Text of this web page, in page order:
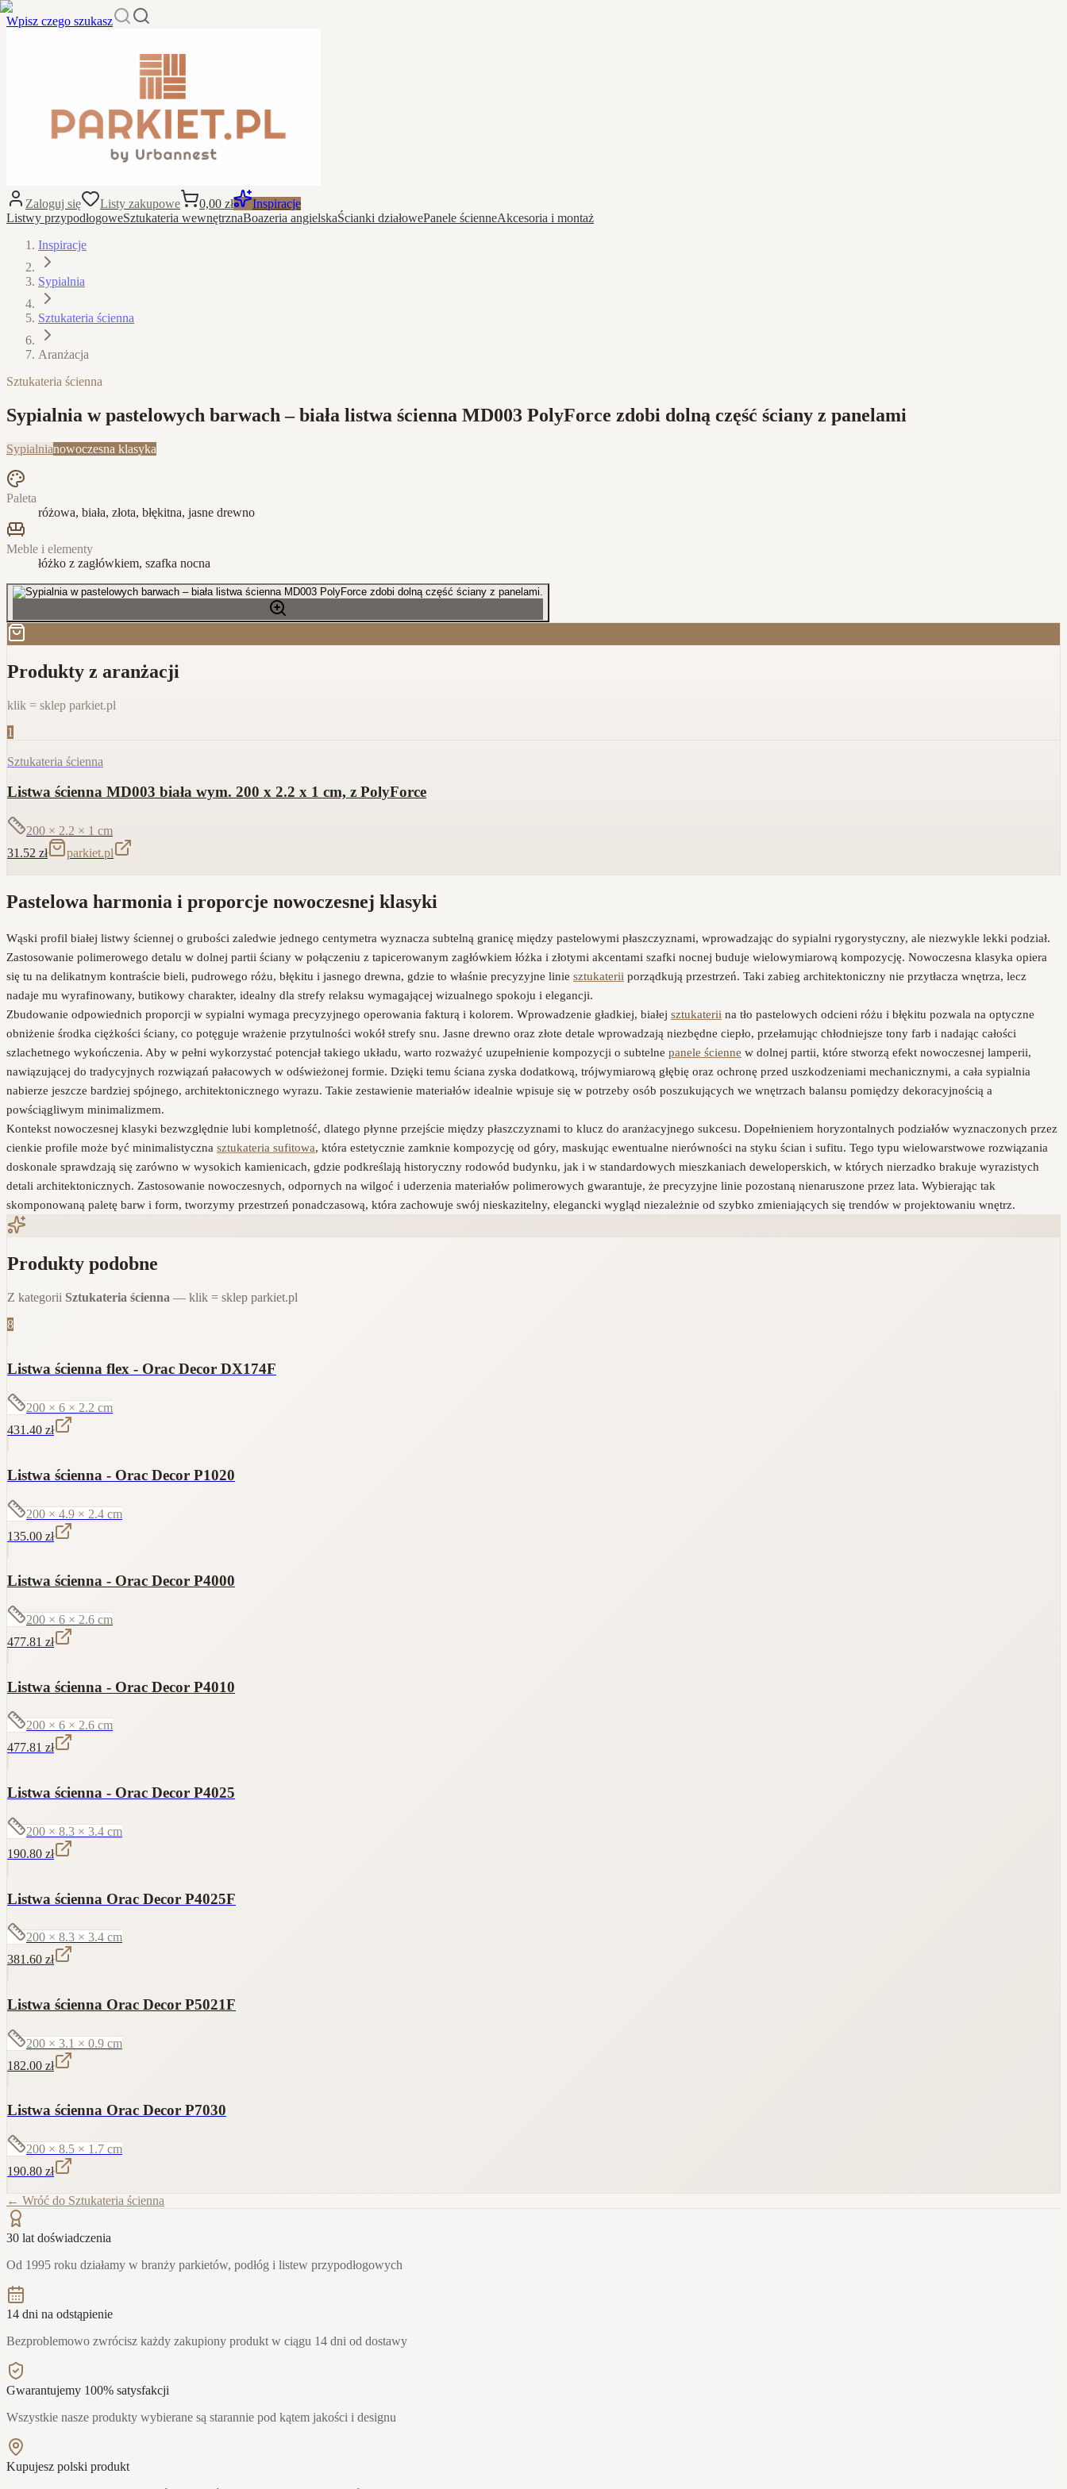
Wpisz czego szukasz
Zaloguj się Listy zakupowe 0,00 zł
Inspiracje
Listwy przypodłogoweSztukateria wewnętrznaBoazeria angielskaŚcianki działowePanele ścienneAkcesoria i montaż
Inspiracje
Sypialnia
Sztukateria ścienna
Aranżacja
Sztukateria ścienna
Sypialnia w pastelowych barwach – biała listwa ścienna MD003 PolyForce zdobi dolną część ściany z panelami
Sypialnianowoczesna klasyka
Paleta
różowa, biała, złota, błękitna, jasne drewno
Meble i elementy
łóżko z zagłówkiem, szafka nocna
Produkty z aranżacji
klik = sklep parkiet.pl
1
Sztukateria ścienna
Listwa ścienna MD003 biała wym. 200 x 2.2 x 1 cm, z PolyForce
200 × 2.2 × 1 cm
31.52 zł parkiet.pl
Pastelowa harmonia i proporcje nowoczesnej klasyki
Wąski profil białej listwy ściennej o grubości zaledwie jednego centymetra wyznacza subtelną granicę między pastelowymi płaszczyznami, wprowadzając do sypialni rygorystyczny, ale niezwykle lekki podział.
Zastosowanie polimerowego detalu w dolnej partii ściany w połączeniu z tapicerowanym zagłówkiem łóżka i złotymi akcentami szafki nocnej buduje wielowymiarową kompozycję. Nowoczesna klasyka opiera
się tu na delikatnym kontraście bieli, pudrowego różu, błękitu i jasnego drewna, gdzie to właśnie precyzyjne linie sztukaterii porządkują przestrzeń. Taki zabieg architektoniczny nie przytłacza wnętrza, lecz
nadaje mu wyrafinowany, butikowy charakter, idealny dla strefy relaksu wymagającej wizualnego spokoju i elegancji.
Zbudowanie odpowiednich proporcji w sypialni wymaga precyzyjnego operowania fakturą i kolorem. Wprowadzenie gładkiej, białej sztukaterii na tło pastelowych odcieni różu i błękitu pozwala na optyczne
obniżenie środka ciężkości ściany, co potęguje wrażenie przytulności wokół strefy snu. Jasne drewno oraz złote detale wprowadzają niezbędne ciepło, przełamując chłodniejsze tony farb i nadając całości
szlachetnego wykończenia. Aby w pełni wykorzystać potencjał takiego układu, warto rozważyć uzupełnienie kompozycji o subtelne panele ścienne w dolnej partii, które stworzą efekt nowoczesnej lamperii,
nawiązującej do tradycyjnych rozwiązań pałacowych w odświeżonej formie. Dzięki temu ściana zyska dodatkową, trójwymiarową głębię oraz ochronę przed uszkodzeniami mechanicznymi, a cała sypialnia
nabierze jeszcze bardziej spójnego, architektonicznego wyrazu. Takie zestawienie materiałów idealnie wpisuje się w potrzeby osób poszukujących we wnętrzach balansu pomiędzy dekoracyjnością a
powściągliwym minimalizmem.
Kontekst nowoczesnej klasyki bezwzględnie lubi kompletność, dlatego płynne przejście między płaszczyznami to klucz do aranżacyjnego sukcesu. Dopełnieniem horyzontalnych podziałów wyznaczonych przez
cienkie profile może być minimalistyczna sztukateria sufitowa, która estetycznie zamknie kompozycję od góry, maskując ewentualne nierówności na styku ścian i sufitu. Tego typu wielowarstwowe rozwiązania
doskonale sprawdzają się zarówno w wysokich kamienicach, gdzie podkreślają historyczny rodowód budynku, jak i w standardowych mieszkaniach deweloperskich, w których nierzadko brakuje wyrazistych
detali architektonicznych. Zastosowanie nowoczesnych, odpornych na wilgoć i uderzenia materiałów polimerowych gwarantuje, że precyzyjne linie pozostaną nienaruszone przez lata. Wybierając tak
skomponowaną paletę barw i form, tworzymy przestrzeń ponadczasową, która zachowuje swój nieskazitelny, elegancki wygląd niezależnie od szybko zmieniających się trendów w projektowaniu wnętrz.
Produkty podobne
Z kategorii Sztukateria ścienna — klik = sklep parkiet.pl
8
Listwa ścienna flex - Orac Decor DX174F
200 × 6 × 2.2 cm
431.40 zł
Listwa ścienna - Orac Decor P1020
200 × 4.9 × 2.4 cm
135.00 zł
Listwa ścienna - Orac Decor P4000
200 × 6 × 2.6 cm
477.81 zł
Listwa ścienna - Orac Decor P4010
200 × 6 × 2.6 cm
477.81 zł
Listwa ścienna - Orac Decor P4025
200 × 8.3 × 3.4 cm
190.80 zł
Listwa ścienna Orac Decor P4025F
200 × 8.3 × 3.4 cm
381.60 zł
Listwa ścienna Orac Decor P5021F
200 × 3.1 × 0.9 cm
182.00 zł
Listwa ścienna Orac Decor P7030
200 × 8.5 × 1.7 cm
190.80 zł
← Wróć do Sztukateria ścienna
30 lat doświadczenia
Od 1995 roku działamy w branży parkietów, podłóg i listew przypodłogowych
14 dni na odstąpienie
Bezproblemowo zwrócisz każdy zakupiony produkt w ciągu 14 dni od dostawy
Gwarantujemy 100% satysfakcji
Wszystkie nasze produkty wybierane są starannie pod kątem jakości i designu
Kupujesz polski produkt